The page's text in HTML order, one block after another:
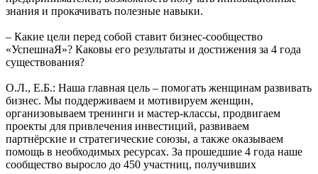
знания и прокачивать полезные навыки.
– Какие цели перед собой ставит бизнес-сообщество
«УспешнаЯ»? Каковы его результаты и достижения за 4 года
существования?
О.Л., Е.Б.: Наша главная цель – помогать женщинам развивать
бизнес. Мы поддерживаем и мотивируем женщин,
организовываем тренинги и мастер-классы, продвигаем
проекты для привлечения инвестиций, развиваем
партнёрские и стратегические союзы, а также оказываем
помощь в необходимых ресурсах. За прошедшие 4 года наше
сообщество выросло до 450 участниц, получивших